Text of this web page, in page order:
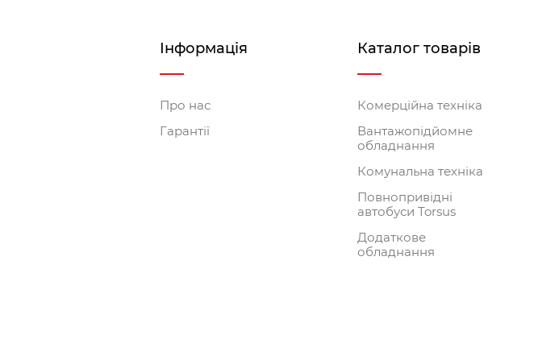
Інформація
Про нас
Гарантії
Каталог товарів
Комерційна техніка
Вантажопідйомне
обладнання
Комунальна техніка
Повнопривідні
автобуси Torsus
Додаткове
обладнання